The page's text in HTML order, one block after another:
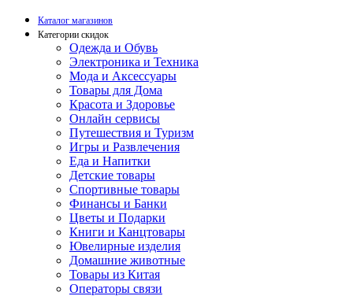
Каталог магазинов
Категории скидок
Одежда и Обувь
Электроника и Техника
Мода и Аксессуары
Товары для Дома
Красота и Здоровье
Онлайн сервисы
Путешествия и Туризм
Игры и Развлечения
Еда и Напитки
Детские товары
Спортивные товары
Финансы и Банки
Цветы и Подарки
Книги и Канцтовары
Ювелирные изделия
Домашние животные
Товары из Китая
Операторы связи